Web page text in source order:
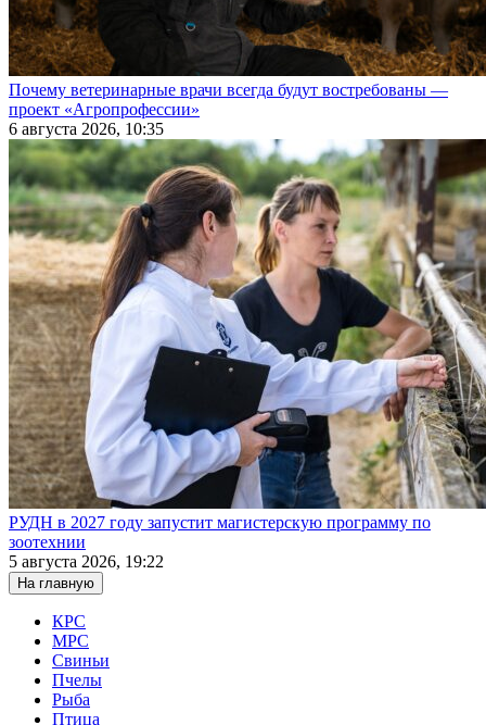
Почему ветеринарные врачи всегда будут востребованы —
проект «Агропрофессии»
6 августа 2026, 10:35
РУДН в 2027 году запустит магистерскую программу по
зоотехнии
5 августа 2026, 19:22
На главную
КРС
МРС
Свиньи
Пчелы
Рыба
Птица